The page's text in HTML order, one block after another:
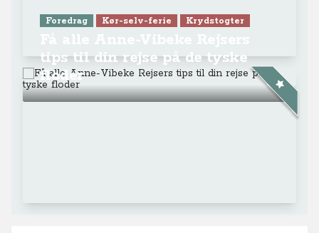
Foredrag Kør-selv-ferie Krydstogter
tips til din rejse på de tyske
floder